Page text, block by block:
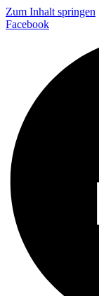
Zum Inhalt springen
Facebook